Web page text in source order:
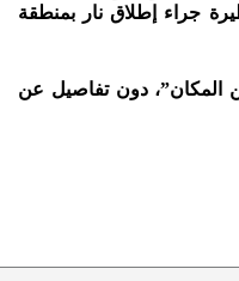
جراء إطلاق نار بمنطقة
المكان”، دون تفاصيل عن